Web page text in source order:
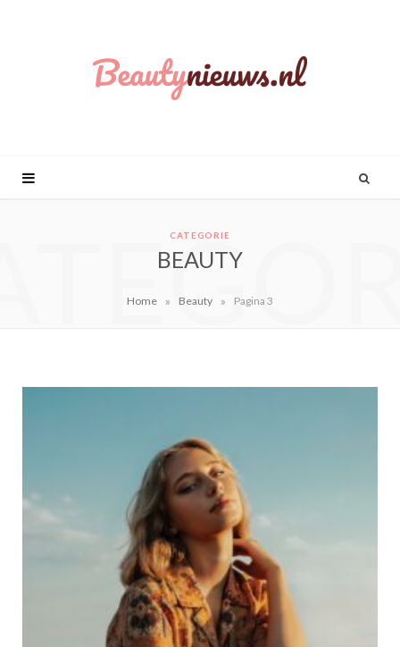
CATEGORIE
BEAUTY
Home » Beauty » Pagina 3